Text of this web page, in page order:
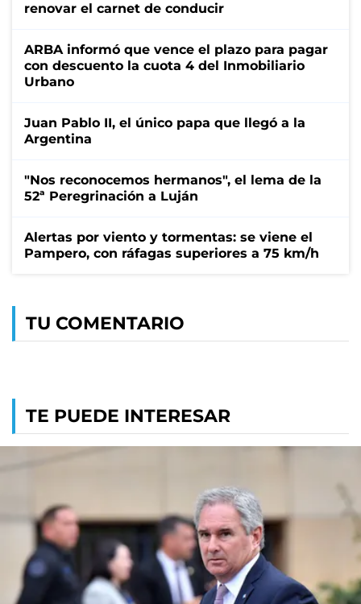
renovar el carnet de conducir
ARBA informó que vence el plazo para pagar
con descuento la cuota 4 del Inmobiliario
Urbano
Juan Pablo II, el único papa que llegó a la
Argentina
"Nos reconocemos hermanos", el lema de la
52ª Peregrinación a Luján
Alertas por viento y tormentas: se viene el
Pampero, con ráfagas superiores a 75 km/h
TU COMENTARIO
TE PUEDE INTERESAR